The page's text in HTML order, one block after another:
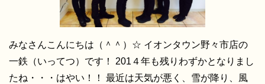
みなさんこんにちは（＾＾）☆ イオンタウン野々市店の
一鉄（いってつ）です！ 201４年も残りわずかとなりまし
たね・・・はやい！！ 最近は天気が悪く、雪が降り、風